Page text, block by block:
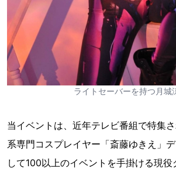
ライトセーバーを持つ月城
当イベントは、近年テレビ番組で特集
系専門コスプレイヤー「斎藤ゆきえ」
して100以上のイベントを手掛ける現役